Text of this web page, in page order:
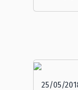
25/05/